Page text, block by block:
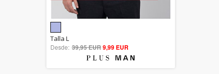
out of 5
Talla L
Desde: 39,95 EUR9,99 EUR